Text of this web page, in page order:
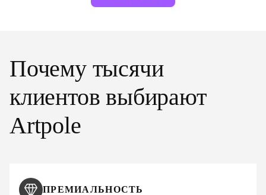
Почему тысячи
клиентов выбирают
Artpole
ПРЕМИАЛЬНОСТЬ